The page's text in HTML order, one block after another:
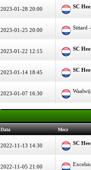
2023-01-28 20:00 SC
2023-01-25 20:00 Sittard
2023-01-22 12:15 SC
2023-01-14 18:45 SC
2023-01-07 16:30
Data Mecz
2022-11-13 14:30 SC
2022-11-05 21:00